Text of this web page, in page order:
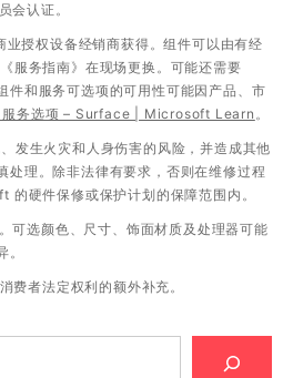
会认证。
授权设备经销商获得。组件可以由有经
服务指南》在现场更换。可能还需要
和服务可选项的可用性可能因产品、市
务选项 – Surface | Microsoft Learn 。
发生火灾和人身伤害的风险，并造成其他
处理。除非法律有要求，否则在维修过程
硬件保修或保护计划的保障范围内。
可选颜色、尺寸、饰面材质及处理器可能
者法定权利的额外补充。